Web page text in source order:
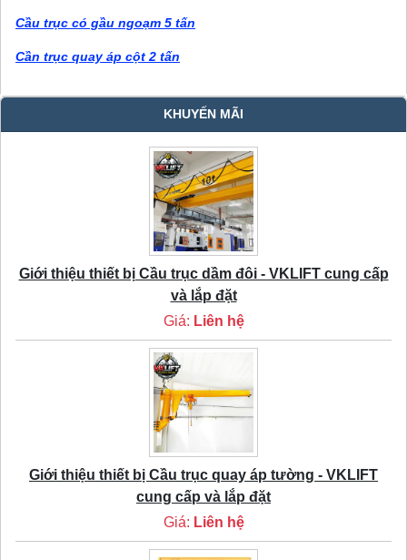
Cầu trục có gầu ngoạm 5 tấn
Cần trục quay áp cột 2 tấn
KHUYẾN MÃI
Giới thiệu thiết bị Cầu trục dầm đôi - VKLIFT cung cấp
và lắp đặt
Giá: Liên hệ
Giới thiệu thiết bị Cầu trục quay áp tường - VKLIFT
cung cấp và lắp đặt
Giá: Liên hệ